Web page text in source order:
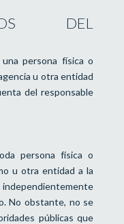
DEL
persona física o
u otra entidad
del responsable
persona física o
u otra entidad a la
No obstante, no se
públicas que